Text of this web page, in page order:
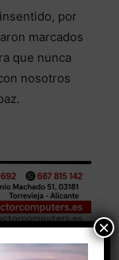
por
marcados
que nunca
nosotros
×